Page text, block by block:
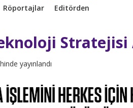
Röportajlar Editörden
Stratejisi
yayınlandı